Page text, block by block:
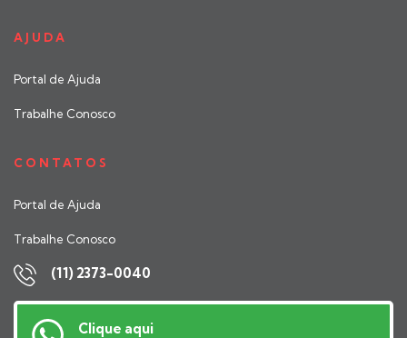
AJUDA
Portal de Ajuda
Trabalhe Conosco
CONTATOS
Portal de Ajuda
Trabalhe Conosco
(11) 2373-0040
Clique aqui